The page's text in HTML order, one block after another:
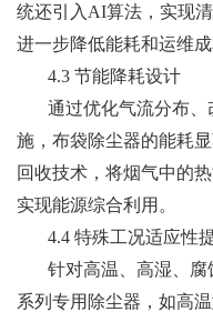
统还引入AI算法，实现
进一步降低能耗和运维成
4.3 节能降耗设计
通过优化气流分布
施，布袋除尘器的能耗
回收技术，将烟气中的
实现能源综合利用。
4.4 特殊工况适应性
针对高温、高湿、
系列专用除尘器，如高